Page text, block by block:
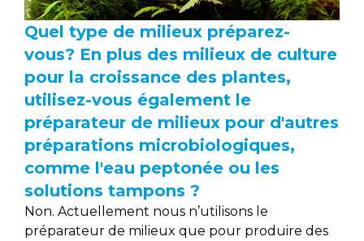
Quel type de milieux préparez-
vous? En plus des milieux de culture
pour la croissance des plantes,
utilisez-vous également le
préparateur de milieux pour d'autres
préparations microbiologiques,
comme l'eau peptonée ou les
solutions tampons ?
Non. Actuellement nous n’utilisons le
préparateur de milieux que pour produire des